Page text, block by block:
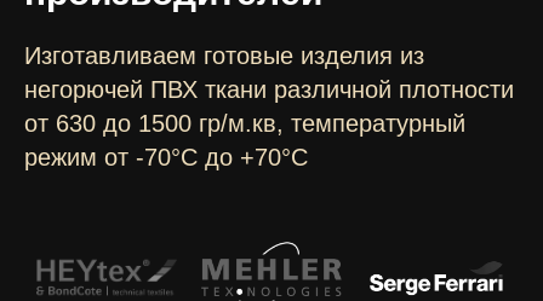
Изготавливаем готовые изделия из
негорючей ПВХ ткани различной плотности
от 630 до 1500 гр/м.кв, температурный
режим от -70°C до +70°C